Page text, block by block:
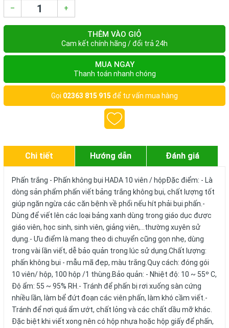
– +
THÊM VÀO GIỎ
Cam kết chính hãng / đổi trả 24h
MUA NGAY
Thanh toán nhanh chóng
Gọi 02363 815 915 để tư vấn mua hàng
Chi tiết Hướng dẫn Đánh giá
Phấn trắng - Phấn không bụi HADA 10 viên / hộpĐặc điểm: - Là
dòng sản phẩm phấn viết bảng trắng không bụi, chất lượng tốt
giúp ngăn ngừa các căn bệnh về phổi nếu hít phải bụi phấn.-
Dùng để viết lên các loại bảng xanh dùng trong giáo dục được
giáo viên, học sinh, sinh viên, giảng viên,...thường xuyên sử
dụng.- Ưu điểm là mang theo di chuyển cũng gọn nhẹ, dùng
trong vài lần viết, dễ bảo quản trong lúc sử dụng.Chất lượng:
phấn không bụi - mẫu mã đẹp, màu trắng.Quy cách: đóng gói
10 viên/ hộp, 100 hộp /1 thùng.Bảo quản: - Nhiệt độ: 10 ~ 55º C,
Độ ẩm: 55 ~ 95% RH.- Tránh để phấn bị rơi xuống sàn cứng
nhiều lần, làm bể đứt đoạn các viên phấn, làm khó cầm viết.-
Tránh để nơi quá ẩm ướt, chất lỏng và các chất dầu mỡ khác.
Đặc biệt khi viết xong nên có hộp nhựa hoặc hộp giấy để phấn,